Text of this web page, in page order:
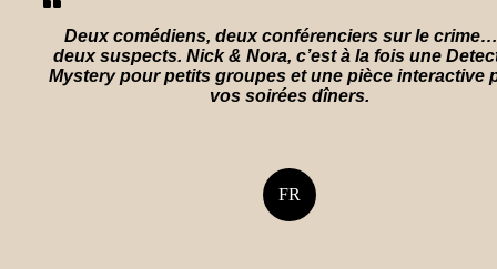
Deux comédiens, deux conférenciers sur le
deux suspects. Nick & Nora, c’est à la fois une
Mystery pour petits groupes et une pièce interactive
vos soirées dîners.
FR